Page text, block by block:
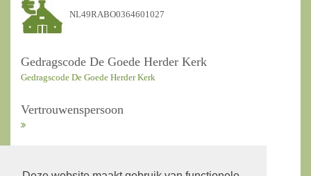
NL49RABO0364601027
Gedragscode De Goede Herder Kerk
Gedragscode De Goede Herder Kerk
Vertrouwenspersoon